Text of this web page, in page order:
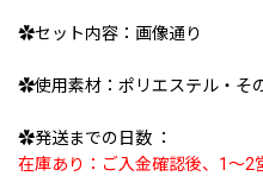
✿セット内容：画像通り
✿使用素材：ポリエステル・そ
✿発送までの日数 ：
在庫あり：ご入金確認後、1〜2